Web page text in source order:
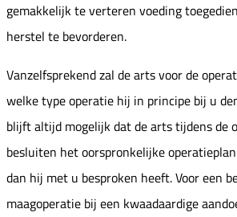
gemakkelijk te verteren voeding
herstel te bevorderen.
Vanzelfsprekend zal de arts voor de
welke type operatie hij in principe bij u
blijft altijd mogelijk dat de arts tijdens de
besluiten het oorspronkelijke
dan hij met u besproken heeft. Voor een
maagoperatie bij een kwaadaardige